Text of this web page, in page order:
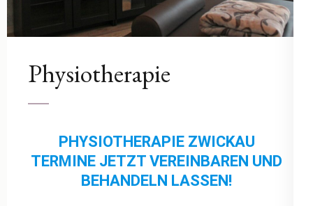
Physiotherapie
PHYSIOTHERAPIE ZWICKAU
TERMINE JETZT VEREINBAREN UND
BEHANDELN LASSEN!